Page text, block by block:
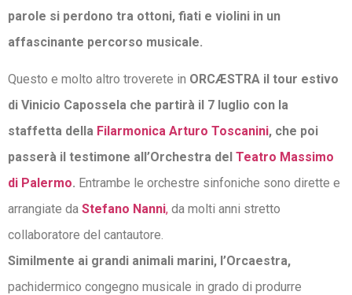
parole si perdono tra ottoni, fiati e violini in un
affascinante percorso musicale.
Questo e molto altro troverete in ORCÆSTRA il tour estivo
di Vinicio Capossela che partirà il 7 luglio con la
staffetta della Filarmonica Arturo Toscanini, che poi
passerà il testimone all’Orchestra del Teatro Massimo
di Palermo. Entrambe le orchestre sinfoniche sono dirette e
arrangiate da Stefano Nanni, da molti anni stretto
collaboratore del cantautore.
Similmente ai grandi animali marini, l’Orcaestra,
pachidermico congegno musicale in grado di produrre